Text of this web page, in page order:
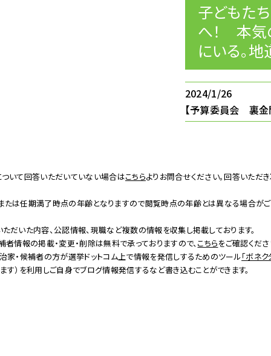
子どもた
へ！ 本気
にいる。地
2024/1/26
【予算委員会 裏
いて回答いただいていない場合はこちらよりお問合せください。回答いただ
は任期満了時点の年齢となりますので閲覧時点の年齢とは異なる場合がご
だいた内容、公認情報、現職など複数の情報を収集し掲載しております。
者情報の掲載・変更・削除は無料で承っておりますので、こちらをご確認くださ
家・候補者の方が選挙ドットコム上で情報を発信しするためのツール「ボネク
す）を利用しご自身でブログ情報発信するなど書き込むことができます。